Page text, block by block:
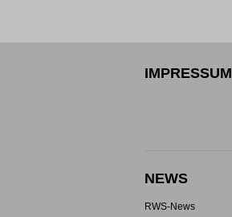
IMPRESSUM
NEWS
RWS-News